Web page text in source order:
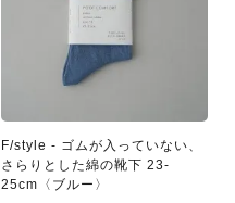
F/style - ゴムが入っていない、
さらりとした綿の靴下 23-
25cm〈ブルー〉